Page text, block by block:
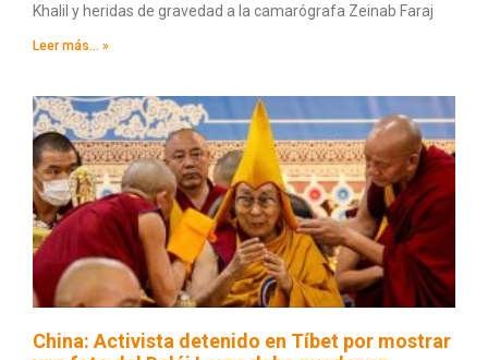
Khalil y heridas de gravedad a la camarógrafa Zeinab Faraj
Leer más... »
China: Activista detenido en Tíbet por mostrar